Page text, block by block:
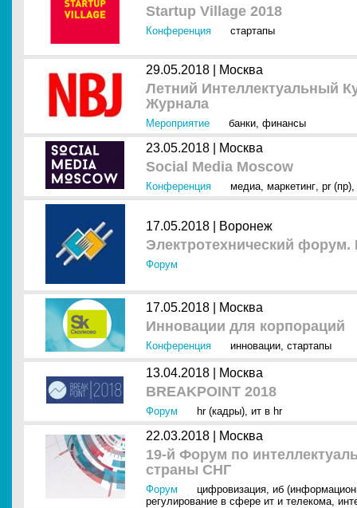
Startup Village 2018
Конференция стартапы
29.05.2018 | Москва
Летний Интеллектуальный
Журнала
Мероприятие банки, финансы
23.05.2018 | Москва
Social Media Moscow
Конференция медиа, маркетинг, pr (пр),
17.05.2018 | Воронеж
Электротехнический
Форум
17.05.2018 | Москва
Инновации для корпораций
Конференция инновации, стартапы
13.04.2018 | Москва
BREAKPOINT 2018
Форум hr (кадры), ит в hr
22.03.2018 | Москва
19-й Форум по
страны СНГ
Форум цифровизация, иб
регулирование в сфере ит и телекома,